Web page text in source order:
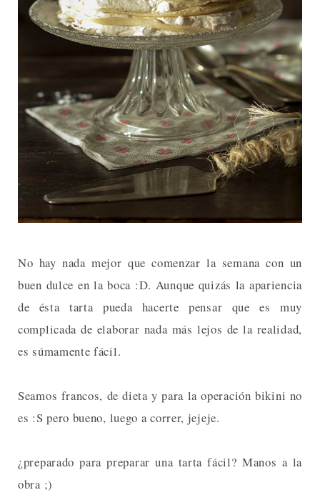
No hay nada mejor que comenzar la semana con un
buen dulce en la boca :D. Aunque quizás la apariencia
de ésta tarta pueda hacerte pensar que es muy
complicada de elaborar nada más lejos de la realidad,
es súmamente fácil.
Seamos francos, de dieta y para la operación bikini no
es :S pero bueno, luego a correr, jejeje.
¿preparado para preparar una tarta fácil? Manos a la
obra ;)